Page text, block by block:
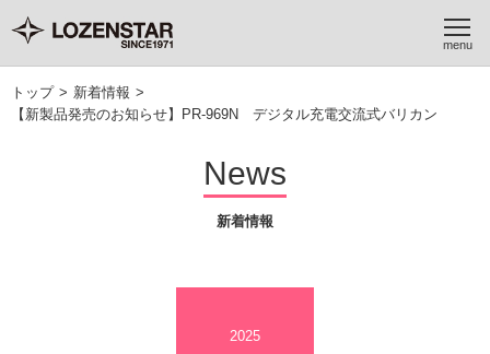
トップ > 新着情報 >
【新製品発売のお知らせ】PR-969N デジタル充電交流式バリカン
News
新着情報
2025